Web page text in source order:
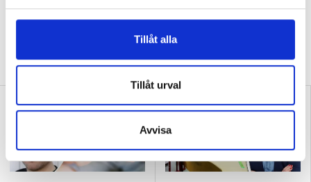
Tillåt alla
Tillåt urval
Avvisa
”Att ställa krav är inte elakt”
”Att ställa krav är inte elakt. Att vara schysst är inte alltid
Agah om stöket i klassrummen.